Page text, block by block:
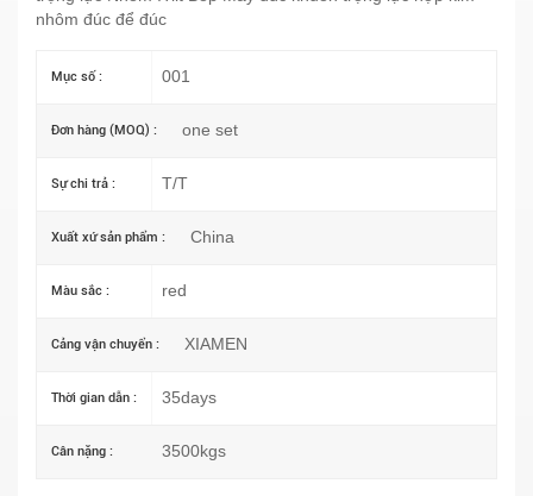
nhôm đúc để đúc
Mục số : 001
Đơn hàng (MOQ) : one set
Sự chi trả : T/T
Xuất xứ sản phẩm : China
Màu sắc : red
Cảng vận chuyển : XIAMEN
Thời gian dẫn : 35days
Cân nặng : 3500kgs